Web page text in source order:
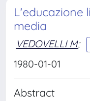
L'educazione
media
VEDOVELLI M;
1980-01-01
Abstract